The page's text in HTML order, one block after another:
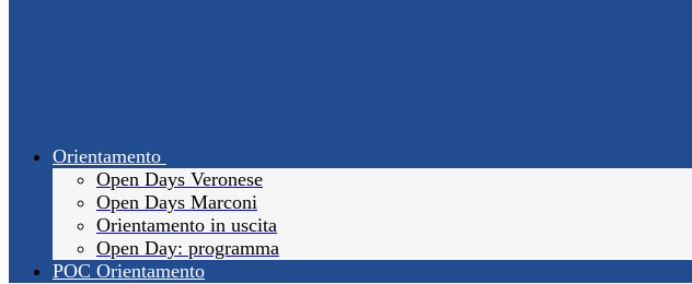
Orientamento
Open Days Veronese
Open Days Marconi
Orientamento in uscita
Open Day: programma
POC Orientamento